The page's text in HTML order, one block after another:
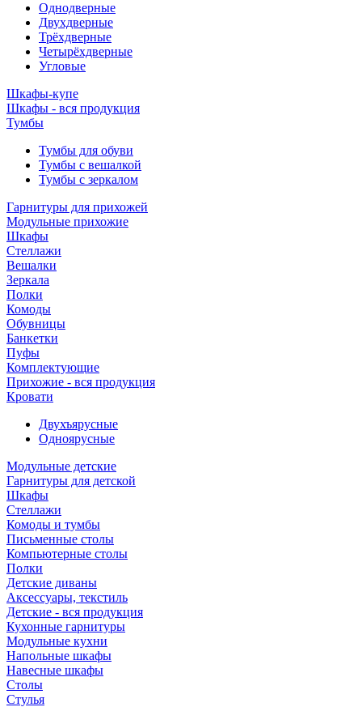
Однодверные
Двухдверные
Трёхдверные
Четырёхдверные
Угловые
Шкафы-купе
Шкафы - вся продукция
Тумбы
Тумбы для обуви
Тумбы с вешалкой
Тумбы с зеркалом
Гарнитуры для прихожей
Модульные прихожие
Шкафы
Стеллажи
Вешалки
Зеркала
Полки
Комоды
Обувницы
Банкетки
Пуфы
Комплектующие
Прихожие - вся продукция
Кровати
Двухъярусные
Одноярусные
Модульные детские
Гарнитуры для детской
Шкафы
Стеллажи
Комоды и тумбы
Письменные столы
Компьютерные столы
Полки
Детские диваны
Аксессуары, текстиль
Детские - вся продукция
Кухонные гарнитуры
Модульные кухни
Напольные шкафы
Навесные шкафы
Столы
Стулья